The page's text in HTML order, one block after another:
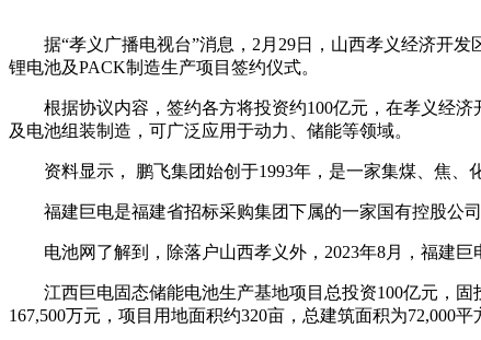
据“孝义广播电视台”消息，2月29日，山西孝义经济开
锂电池及PACK制造生产项目签约仪式。
根据协议内容，签约各方将投资约100亿元，在孝义经
及电池组装制造，可广泛应用于动力、储能等领域。
资料显示， 鹏飞集团始创于1993年，是一家集煤、焦
福建巨电是福建省招标采购集团下属的一家国有控股公
电池网了解到，除落户山西孝义外，2023年8月，福建
江西巨电固态储能电池生产基地项目总投资100亿元，
167,500万元，项目用地面积约320亩，总建筑面积为72,000